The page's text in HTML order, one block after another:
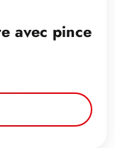
avec pince